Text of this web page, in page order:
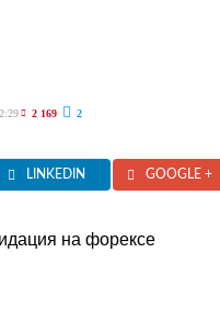
2 169 2
LINKEDIN GOOGLE +